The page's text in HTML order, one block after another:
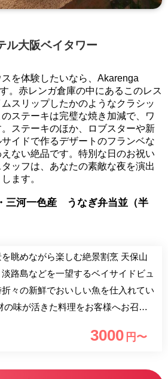
ル大阪ベイタワー
を体験したいなら、Akarenga
。赤レンガ倉庫の中にあるこのレス
スリップしたかのようなクラシッ
ステーキは完璧な焼き加減で、ワ
ステーキのほか、ロブスターや新
イドで作るデザートのフランベな
ない絶品です。特別な日のお祝い
ッフは、あなたの素敵な夜を演出
ます。
三河一色産 うなぎ弁当並（半
眺めながら楽しむ絶景割烹 天保山
路島などを一望するベイサイドビュ
々の新鮮でおいしい魚を仕入れてい
の味が活きた料理をお客様へお召し
焼酎も厳選した銘柄をご用意してお
3000 円〜